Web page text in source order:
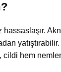
yatıştırabilir.
hem